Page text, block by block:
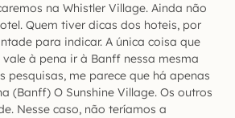
na Whistler Village. Ainda não
Quem tiver dicas dos hoteis, por
para indicar. A única coisa que
à pena ir à Banff nessa mesma
pesquisas, me parece que há apenas
(Banff) O Sunshine Village. Os outros
Nesse caso, não teríamos a